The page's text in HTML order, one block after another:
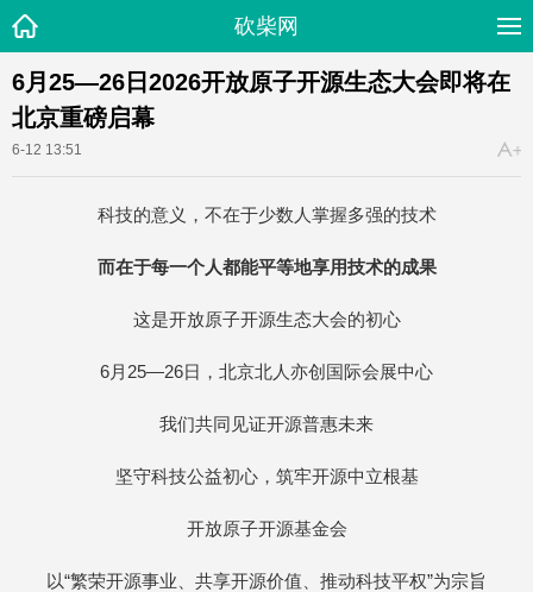
砍柴网
6月25—26日2026开放原子开源生态大会即将在
北京重磅启幕
6-12 13:51
科技的意义，不在于少数人掌握多强的技术
而在于每一个人都能平等地享用技术的成果
这是开放原子开源生态大会的初心
6月25—26日，北京北人亦创国际会展中心
我们共同见证开源普惠未来
坚守科技公益初心，筑牢开源中立根基
开放原子开源基金会
以“繁荣开源事业、共享开源价值、推动科技平权”为宗旨